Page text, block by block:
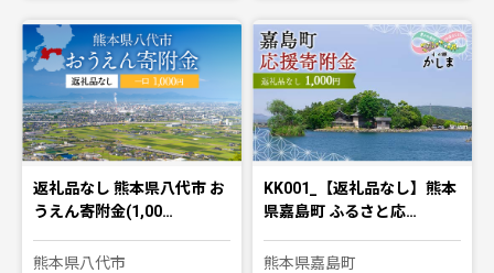
返礼品なし 熊本県八代市 お
うえん寄附金(1,00…
熊本県八代市
KK001_【返礼品なし】熊本
県嘉島町 ふるさと応…
熊本県嘉島町